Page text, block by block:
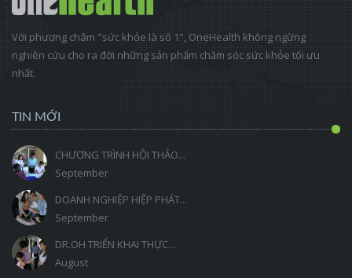
Với phương châm "sức khỏe là số 1", OneHealth không ngừng
nghiên cứu cho ra đời những sản phẩm chăm sóc sức khỏe tối ưu
nhất.
TIN MỚI
CHƯƠNG TRÌNH HỘI THẢO...
September
DOANH NGHIỆP HIỆP PHÁT...
September
DR.OH TRIỂN KHAI THỰC...
August